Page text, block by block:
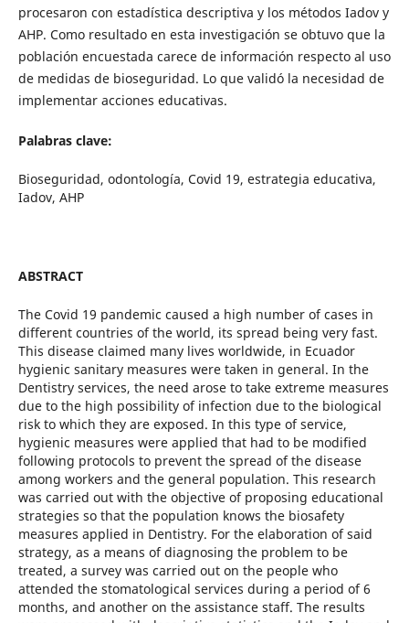
procesaron con estadística descriptiva y los métodos Iadov y
AHP. Como resultado en esta investigación se obtuvo que la
población encuestada carece de información respecto al uso
de medidas de bioseguridad. Lo que validó la necesidad de
implementar acciones educativas.
Palabras clave:
Bioseguridad, odontología, Covid 19, estrategia educativa,
Iadov, AHP
ABSTRACT
The Covid 19 pandemic caused a high number of cases in
different countries of the world, its spread being very fast.
This disease claimed many lives worldwide, in Ecuador
hygienic sanitary measures were taken in general. In the
Dentistry services, the need arose to take extreme measures
due to the high possibility of infection due to the biological
risk to which they are exposed. In this type of service,
hygienic measures were applied that had to be modified
following protocols to prevent the spread of the disease
among workers and the general population. This research
was carried out with the objective of proposing educational
strategies so that the population knows the biosafety
measures applied in Dentistry. For the elaboration of said
strategy, as a means of diagnosing the problem to be
treated, a survey was carried out on the people who
attended the stomatological services during a period of 6
months, and another on the assistance staff. The results